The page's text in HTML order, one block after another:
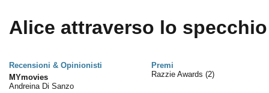
Alice attraverso lo
Recensioni & Opinionisti
Premi
MYmovies
Andreina Di Sanzo
Razzie Awards (2)